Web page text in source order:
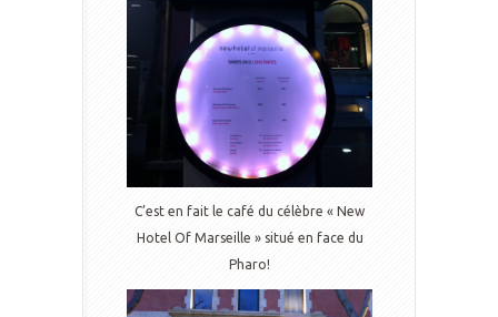
C’est en fait le café du célèbre « New
Hotel Of Marseille » situé en face du
Pharo!